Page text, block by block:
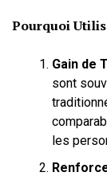
Pourquoi
Gain de
sont
les